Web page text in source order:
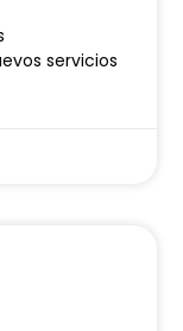
servicios